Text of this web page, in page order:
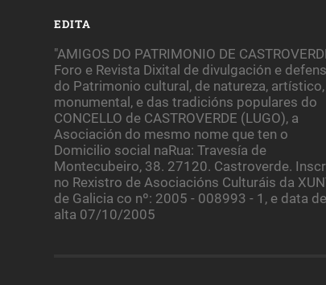
EDITA
"AMIGOS DO PATRIMONIO DE
Foro e Revista Dixital de divulgación e
do Patrimonio cultural, de natureza, artístico,
monumental, e das tradicións populares do
CONCELLO de CASTROVERDE (LUGO), a
Asociación do mesmo nome que ten o
Domicilio social naRua: Travesía de
Montecubeiro, 38. 27120. Castroverde.
no Rexistro de Asociacións Culturáis da
de Galicia co nº: 2005 - 008993 - 1, e data de
alta 07/10/2005